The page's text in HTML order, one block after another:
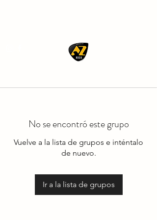
No se encontró este grupo
Vuelve a la lista de grupos e inténtalo
de nuevo.
Ir a la lista de grupos